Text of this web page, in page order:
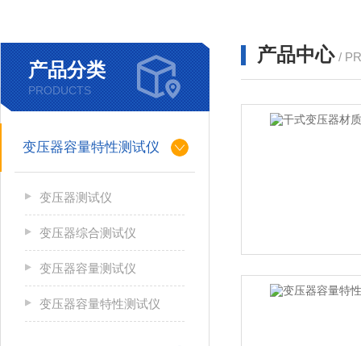
产品分类
PRODUCTS
变压器容量特性测试仪
变压器测试仪
变压器综合测试仪
变压器容量测试仪
变压器容量特性测试仪
产品中心 /